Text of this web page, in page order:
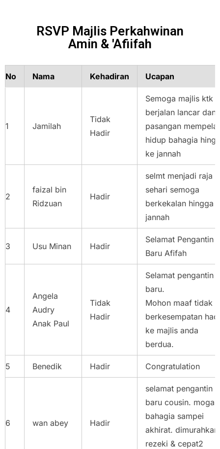
RSVP Majlis Perkahwinan
Amin & 'Afiifah
No Nama Kehadiran Ucapan
1 Jamilah
Tidak
Hadir
Semoga majlis ktk
berjalan lancar dan
pasangan mempelai
hidup bahagia
ke jannah
2
faizal bin
Ridzuan
Hadir
selmt menjadi raja
sehari semoga
berkekalan hingga
jannah
3 Usu Minan Hadir
Selamat Pengantin
Baru Afifah
4
Angela
Audry
Anak Paul
Tidak
Hadir
Selamat pengantin
baru.
Mohon maaf tidak
berkesempatan
ke majlis anda
berdua.
5 Benedik Hadir Congratulation
6 wan abey Hadir
selamat pengantin
baru cousin. moga
bahagia sampei
akhirat. dimurahkan
rezeki & cepat2